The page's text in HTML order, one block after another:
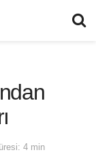
4 min